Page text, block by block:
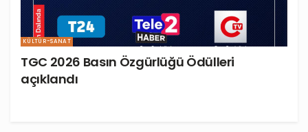
KÜLTÜR-SANAT
TGC 2026 Basın Özgürlüğü Ödülleri
açıklandı